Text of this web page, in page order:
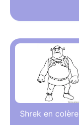
Shrek en colère